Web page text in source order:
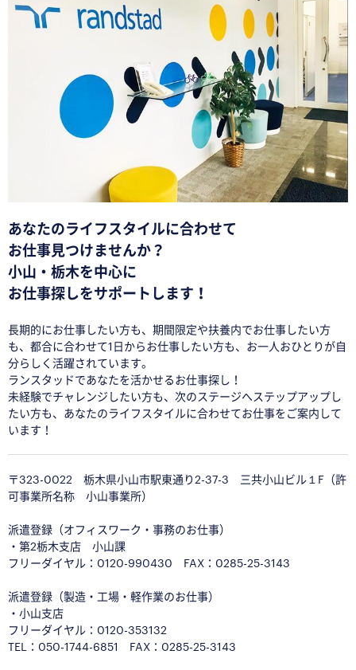
あなたのライフスタイルに合わせて
お仕事見つけませんか？
小山・栃木を中心に
お仕事探しをサポートします！
長期的にお仕事したい方も、期間限定や扶養内でお仕事したい方
も、都合に合わせて1日からお仕事したい方も、お一人おひとりが自
分らしく活躍されています。
ランスタッドであなたを活かせるお仕事探し！
未経験でチャレンジしたい方も、次のステージへステップアップし
たい方も、あなたのライフスタイルに合わせてお仕事をご案内して
います！
〒323-0022 栃木県小山市駅東通り2-37-3 三共小山ビル１F（許
可事業所名称 小山事業所）
派遣登録（オフィスワーク・事務のお仕事）
・第2栃木支店 小山課
フリーダイヤル：0120-990430 FAX：0285-25-3143
派遣登録（製造・工場・軽作業のお仕事）
・小山支店
フリーダイヤル：0120-353132
TEL：050-1744-6851 FAX：0285-25-3143